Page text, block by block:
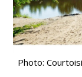
Photo: